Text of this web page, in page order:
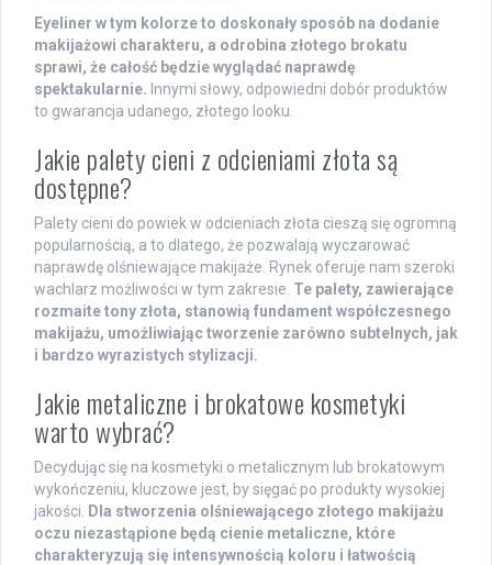
Eyeliner w tym kolorze to doskonały sposób na dodanie
makijażowi charakteru, a odrobina złotego brokatu
sprawi, że całość będzie wyglądać naprawdę
spektakularnie. Innymi słowy, odpowiedni dobór produktów
to gwarancja udanego, złotego looku.
Jakie palety cieni z odcieniami złota są
dostępne?
Palety cieni do powiek w odcieniach złota cieszą się ogromną
popularnością, a to dlatego, że pozwalają wyczarować
naprawdę olśniewające makijaże. Rynek oferuje nam szeroki
wachlarz możliwości w tym zakresie. Te palety, zawierające
rozmaite tony złota, stanowią fundament współczesnego
makijażu, umożliwiając tworzenie zarówno subtelnych, jak
i bardzo wyrazistych stylizacji.
Jakie metaliczne i brokatowe kosmetyki
warto wybrać?
Decydując się na kosmetyki o metalicznym lub brokatowym
wykończeniu, kluczowe jest, by sięgać po produkty wysokiej
jakości.
Dla stworzenia olśniewającego złotego makijażu
oczu niezastąpione będą cienie metaliczne, które
charakteryzują się intensywnością koloru i łatwością